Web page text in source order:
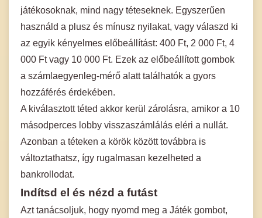
játékosoknak, mind nagy téteseknek. Egyszerűen
használd a plusz és mínusz nyilakat, vagy válaszd ki
az egyik kényelmes előbeállítást: 400 Ft, 2 000 Ft, 4
000 Ft vagy 10 000 Ft. Ezek az előbeállított gombok
a számlaegyenleg-mérő alatt találhatók a gyors
hozzáférés érdekében.
A kiválasztott téted akkor kerül zárolásra, amikor a 10
másodperces lobby visszaszámlálás eléri a nullát.
Azonban a téteken a körök között továbbra is
változtathatsz, így rugalmasan kezelheted a
bankrollodat.
Indítsd el és nézd a futást
Azt tanácsoljuk, hogy nyomd meg a Játék gombot,